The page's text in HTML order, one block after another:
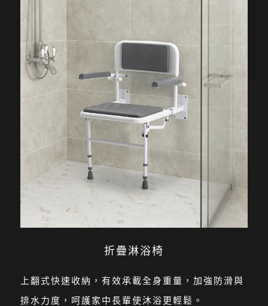
折疊淋浴椅
上翻式快速收納，有效承載全身重量，加強防滑與
排水力度，呵護家中長輩使沐浴更輕鬆。